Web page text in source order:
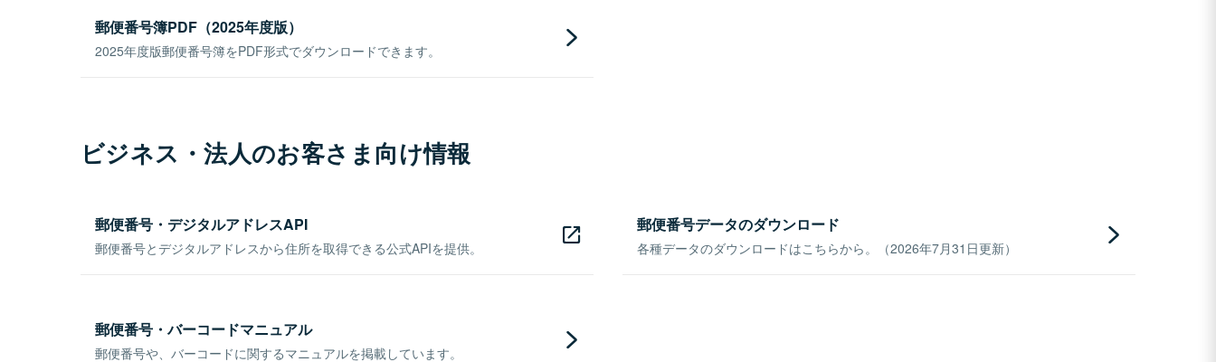
郵便番号簿PDF（2025年度版）
2025年度版郵便番号簿をPDF形式でダウンロードできます。
ビジネス・法人のお客さま向け情報
郵便番号・デジタルアドレスAPI
郵便番号とデジタルアドレスから住所を取得できる公式APIを提供。
郵便番号データのダウンロード
各種データのダウンロードはこちらから。（2026年7月31日更新）
郵便番号・バーコードマニュアル
郵便番号や、バーコードに関するマニュアルを掲載しています。